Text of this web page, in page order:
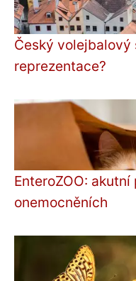
Český volejbalový
reprezentace?
EnteroZOO:
onemocněních